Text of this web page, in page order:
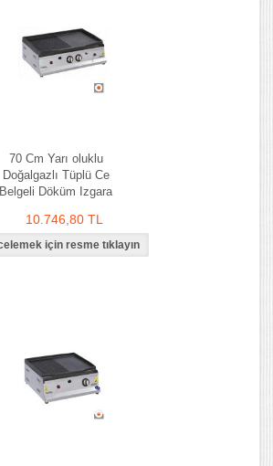
70 Cm Yarı oluklu
Doğalgazlı Tüplü Ce
Belgeli Döküm Izgara
10.746,80 TL